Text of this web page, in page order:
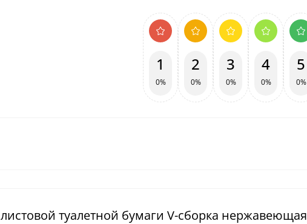
1
0%
2
0%
3
0%
4
0%
5
0%
туалетной бумаги V-сборка нержавеющая